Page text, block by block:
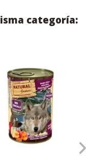
categoría: